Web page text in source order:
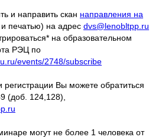
и направить скан направления на
печатью) на адрес dvs@lenobltpp.ru
на образовательном
РЭЦ по
events/2748/subscribe
регистрации Вы можете обратиться
(доб. 124,128),
могут не более 1 человека от